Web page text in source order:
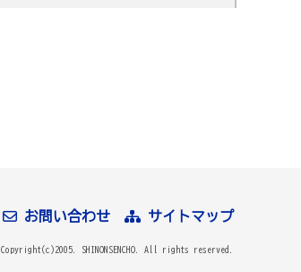
お問い合わせ サイトマップ
Copyright(c)2005. SHINONSENCHO. All rights reserved.